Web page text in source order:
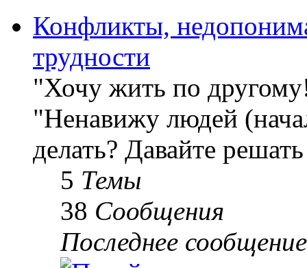
Конфликты,
трудности
"Хочу жить по
"Ненавижу людей
делать? Давайте
5 Темы
38 Сообщения
Последнее сообщение